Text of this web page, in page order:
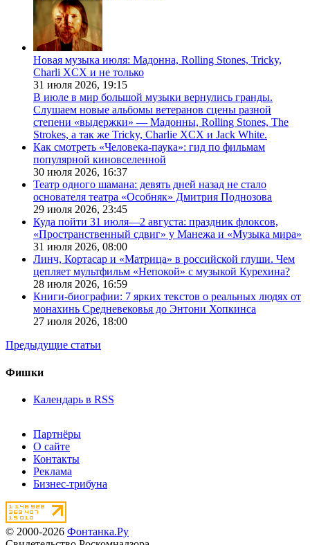
Новая музыка июля: Мадонна, Rolling Stones, Tricky,
Charli XCX и не только
31 июля 2026, 19:15
В июле в мир большой музыки вернулись гранды.
Слушаем новые альбомы ветеранов сцены разной
степени «выдержки» — Мадонны, Rolling Stones, The
Strokes, а так же Tricky, Charlie XCX и Jack White.
Как смотреть «Человека-паука»: гид по фильмам
популярной киновселенной
30 июля 2026, 16:37
Театр одного шамана: девять дней назад не стало
основателя театра «Особняк» Дмитрия Поднозова
29 июля 2026, 23:45
Куда пойти 31 июля—2 августа: праздник флоксов,
«Пространственный сдвиг» у Манежа и «Музыка мира»
31 июля 2026, 08:00
Линч, Кортасар и «Матрица» в российской глуши. Чем
цепляет мультфильм «Непокой» с музыкой Курехина?
28 июля 2026, 16:59
Книги-биографии: 7 ярких текстов о реальных людях от
монахинь Средневековья до Энтони Хопкинса
27 июля 2026, 18:00
Предыдущие статьи
Фишки
Календарь в RSS
Партнёры
О сайте
Контакты
Реклама
Бизнес-трибуна
© 2000-2026 Фонтанка.Ру